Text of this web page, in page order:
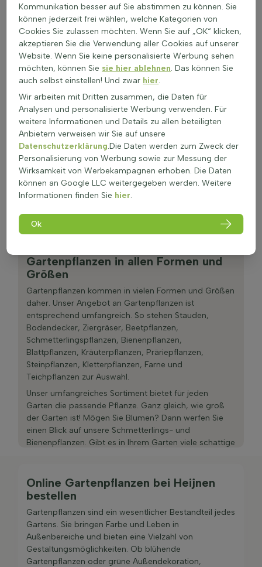
Gartenpflanzen
Winterhart und immergrün
Gartenpflanzen in allen Formen und
Größen
Gartenpflanzen kommen in vielen Formen und Größen
daher. Unser Angebot an Gartenpflanzen ist
entsprechend umfangreich. So stehen Stauden,
Bodendecker, Ziergräser, Beetpflanzen,
Schmetterlingspflanzen, Bienenpflanzen,
Blattpflanzen, Kräuterpflanzen, Präriepflanzen,
Steinpflanzen, Kletterpflanzen, Farne und
Teichpflanzen zur Auswahl.
Unser umfangreiches Sortiment bietet für jeden
Garten die passende Pflanze. Ganz gleich, wie groß
der Garten ist! Mögen Sie Blumen? Dann werfen Sie
einen Blick auf unsere Schmetterlings- und
Bienenpflanzen. Gibt es in Ihrem Garten viele schattige
stöbern und eine passende Auswahl treffen.
Da wir voll und ganz hinter unserem Produkt stehen,
gewähren wir Ihnen eine Wachstumsgarantie auf das
gesamte Sortiment an Gartenpflanzen. Diese
Wachstumsgarantie bedeutet, dass die Pflanze
innerhalb von 1 Monat ab dem Liefertag gut verwurzelt
sein wird und wächst.
Online Gartenpflanzen bei Heijnen
bestellen
Gartenpflanzen sind ein wesentlicher Bestandteil jedes
Gartens. Sie bringen Farbe und Leben in
Außenbereiche und bieten eine Vielzahl von
Gestaltungsmöglichkeiten. Ob blühende
Gartenpflanzen oder grüne Außendekoration,
Kommunikation besser auf Sie abstimmen zu können. Sie
können jederzeit frei wählen, welche Kategorien von
Cookies Sie zulassen möchten. Wenn Sie auf „OK“ klicken,
akzeptieren Sie die Verwendung aller Cookies auf unserer
Website. Wenn Sie keine personalisierte Werbung sehen
möchten, können Sie sie hier ablehnen. Das können Sie
auch selbst einstellen! Und zwar hier.
Wir arbeiten mit Dritten zusammen, die Daten für
Analysen und personalisierte Werbung verwenden. Für
weitere Informationen und Details zu allen beteiligten
Anbietern verweisen wir Sie auf unsere
Datenschutzerklärung.Die Daten werden zum Zweck der
Personalisierung von Werbung sowie zur Messung der
Wirksamkeit von Werbekampagnen erhoben. Die Daten
können an Google LLC weitergegeben werden. Weitere
Informationen finden Sie hier.
Ok